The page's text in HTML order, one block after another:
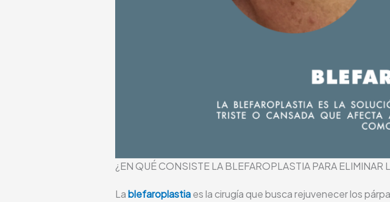
¿EN QUÉ CONSISTE LA BLEFAROPLASTIA PARA
Lablefaroplastiaes la cirugía que busca rejuvenecer los